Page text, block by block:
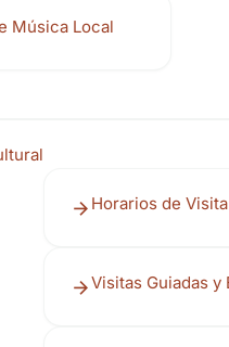
Música Local
Horarios de
Visitas Guiadas y